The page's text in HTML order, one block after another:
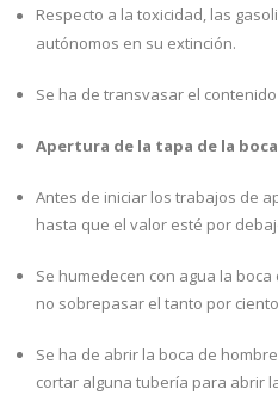
Reparación de tanques o
Consultoría
Consumos Propios
Low Cost
Respecto a la toxicidad, las
autónomos en su extinción.
Se ha de transvasar el
Apertura de la tapa de la
Antes de iniciar los trabajos de
hasta que el valor esté por
Se humedecen con agua la
no sobrepasar el tanto por ciento
Se ha de abrir la boca de
cortar alguna tubería para abrir